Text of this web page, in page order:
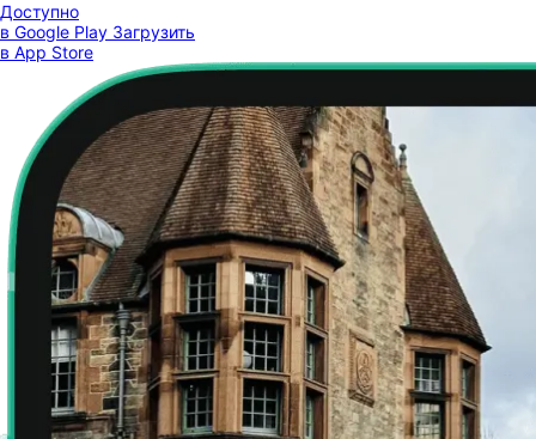
Доступно
в Google Play Загрузить
в App Store